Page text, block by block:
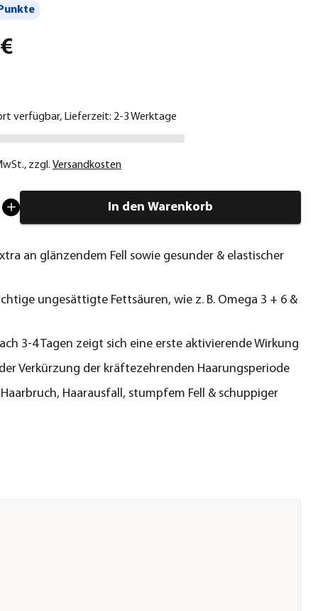
verfügbar, Lieferzeit: 2-3 Werktage
, zzgl. Versandkosten
In den Warenkorb
an glänzendem Fell sowie gesunder & elastischer
ungesättigte Fettsäuren, wie z. B. Omega 3 + 6 &
3-4 Tagen zeigt sich eine erste aktivierende Wirkung
Verkürzung der kräftezehrenden Haarungsperiode
Haarausfall, stumpfem Fell & schuppiger